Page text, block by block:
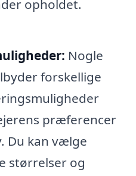
opholdet.
Nogle
forskellige
præferencer
Du kan vælge
størrelser og